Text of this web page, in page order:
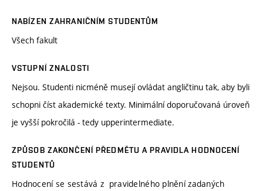
NABÍZEN ZAHRANIČNÍM STUDENTŮM
Všech fakult
VSTUPNÍ ZNALOSTI
Nejsou. Studenti nicméně musejí ovládat angličtinu tak, aby byli
schopni číst akademické texty. Minimální doporučovaná úroveň
je vyšší pokročilá - tedy upperintermediate.
ZPŮSOB ZAKONČENÍ PŘEDMĚTU A PRAVIDLA HODNOCENÍ
STUDENTŮ
Hodnocení se sestává z pravidelného plnění zadaných